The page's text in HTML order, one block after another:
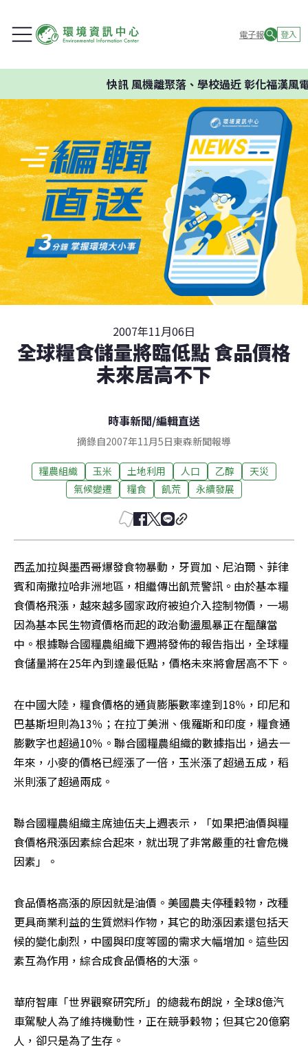
電子報 登入
快訊風機離聚落、學校過近 彰化福漢風電
2007年11月06日
全球糧食儲量將臨低點 食品價格
未來居高不下
時事新聞/編輯直送
摘錄自2007年11月5日東森新聞報導
糧農組織 玉米 土地利用 人口 乙醇
天災
氣候變遷
糧食 飢荒 永續發展
西孟加拉與墨西哥爆發食物暴動，牙買加、尼泊爾、菲律
賓和南撒拉哈非洲地區，相繼傳出飢荒警訊。由於基本糧
食價格飛漲，越來越多國家政府被迫介入控制物價，一場
因為基本民生物資價格而起的政治動盪風暴正在醞釀當
中。根據聯合國糧農組織下週將發佈的報告指出，全球糧
食儲量將在25年內到達最低點，價格未來將會居高不下。
在中國大陸，糧食價格的通貨膨脹數率達到18％，印尼和
巴基斯坦則為13％；在拉丁美洲、俄羅斯和印度，糧食通
膨數字也超過10％。聯合國糧農組織的數據指出，過去一
年來，小麥的價格已經漲了一倍，玉米漲了超過五成，稻
米則漲了超過兩成。
聯合國糧農組織主席迪伍夫上週表示，「如果把油價與糧
食價格飛漲因素綜合起來，就出現了非常嚴重的社會危機
因素」。
食品價格高漲的原因就是油價。美國農夫停種穀物，改種
更具商業利益的生質燃料作物，其它的助漲因素還包括天
候的變化劇烈，中國與印度等國的需求大幅增加。這些因
素互為作用，綜合成食品價格的大漲。
華府智庫「世界觀察研究所」的總裁布朗說，全球8億汽
車駕駛人為了維持機動性，正在競爭穀物；但其它20億窮
人，卻只是為了生存。